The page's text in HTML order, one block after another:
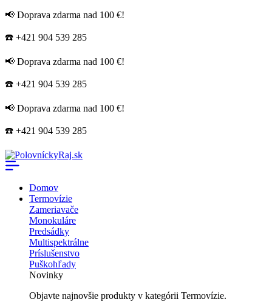
📢 Doprava zdarma nad 100 €!
☎️ +421 904 539 285
📢 Doprava zdarma nad 100 €!
☎️ +421 904 539 285
📢 Doprava zdarma nad 100 €!
☎️ +421 904 539 285
Domov
Termovízie
Zameriavače
Monokuláre
Predsádky
Multispektrálne
Príslušenstvo
Puškohľady
Novinky
Objavte najnovšie produkty v kategórii Termovízie.